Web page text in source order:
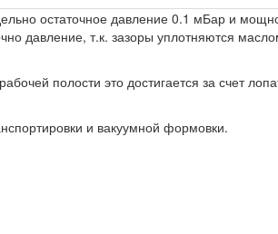
остаточное давление 0.1 мБар и
давление, т.к. зазоры уплотняются
полости это достигается за счет
и вакуумной формовки.